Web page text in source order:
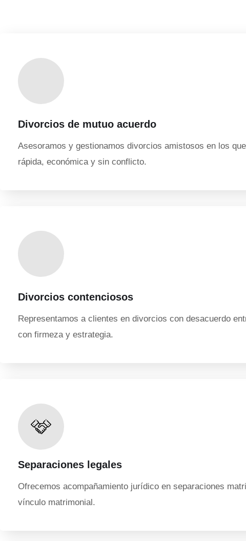
Divorcios de mutuo acuerdo
Asesoramos y gestionamos divorcios amistosos en los
rápida, económica y sin conflicto.
Divorcios contenciosos
Representamos a clientes en divorcios con desacuerdo
con firmeza y estrategia.
Separaciones legales
Ofrecemos acompañamiento jurídico en separaciones
vínculo matrimonial.